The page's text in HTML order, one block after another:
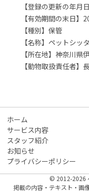
【登録の更新の年月
【有効期間の末日】
【種別】保管
【名称】ペットシッ
【所在地】神奈川
【動物取扱責任者
ホーム
サービス内容
スタッフ紹介
お知らせ
プライバシーポリシー
© 2012-2026
掲載の内容・テキスト・画